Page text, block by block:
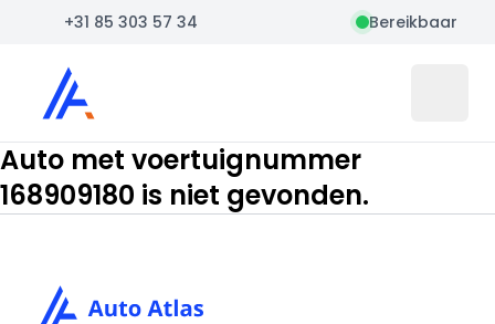
+31 85 303 57 34 Bereikbaar
Auto Atlas
Auto met voertuignummer
168909180 is niet gevonden.